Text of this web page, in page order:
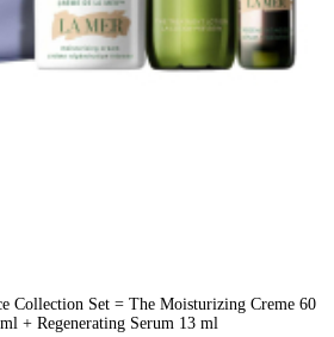
Collection Set = The Moisturizing Creme 60
+ Regenerating Serum 13 ml